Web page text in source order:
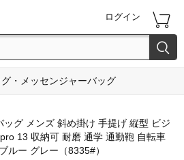
ログイン 

・メッセンジャーバッグ
グ メンズ 斜め掛け 手提げ 縦型 ビジ
13 収納可 耐磨 通学 通勤鞄 自転車
ルー グレー（8335#）